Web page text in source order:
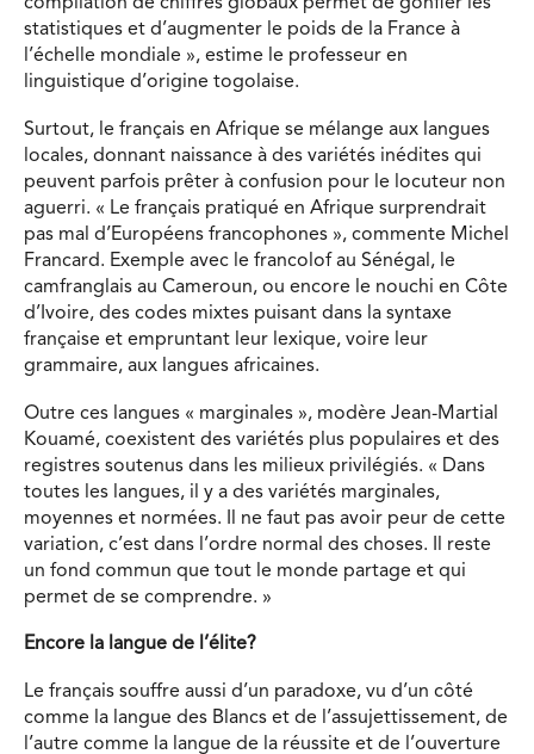
compilation de chiffres globaux permet de gonfler les
statistiques et d’augmenter le poids de la France à
l’échelle mondiale », estime le professeur en
linguistique d’origine togolaise.
Surtout, le français en Afrique se mélange aux langues
locales, donnant naissance à des variétés inédites qui
peuvent parfois prêter à confusion pour le locuteur non
aguerri. « Le français pratiqué en Afrique surprendrait
pas mal d’Européens francophones », commente Michel
Francard. Exemple avec le francolof au Sénégal, le
camfranglais au Cameroun, ou encore le nouchi en Côte
d’Ivoire, des codes mixtes puisant dans la syntaxe
française et empruntant leur lexique, voire leur
grammaire, aux langues africaines.
Outre ces langues « marginales », modère Jean-Martial
Kouamé, coexistent des variétés plus populaires et des
registres soutenus dans les milieux privilégiés. « Dans
toutes les langues, il y a des variétés marginales,
moyennes et normées. Il ne faut pas avoir peur de cette
variation, c’est dans l’ordre normal des choses. Il reste
un fond commun que tout le monde partage et qui
permet de se comprendre. »
Encore la langue de l’élite?
Le français souffre aussi d’un paradoxe, vu d’un côté
comme la langue des Blancs et de l’assujettissement, de
l’autre comme la langue de la réussite et de l’ouverture